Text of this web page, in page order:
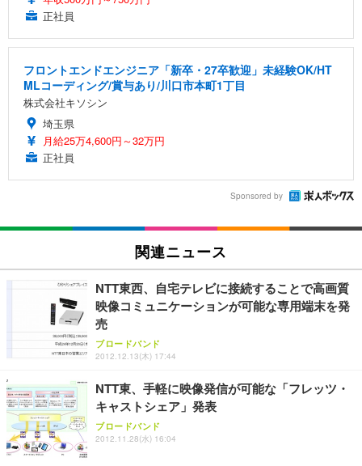
正社員
フロントエンドエンジニア「新卒・27卒歓迎」未経験OK/HT
MLコーディング/賞与あり/川口市本町1丁目
株式会社キソシン
埼玉県
月給25万4,600円～32万円
正社員
Sponsored by
関連ニュース
NTT東西、自宅テレビに接続することで高画質
映像コミュニケーションが可能な専用端末を発
売
ブロードバンド
2012.12.13(木) 17:44
NTT東、手軽に映像発信が可能な「フレッツ・
キャストシェア」発表
ブロードバンド
2012.11.28(水) 16:04